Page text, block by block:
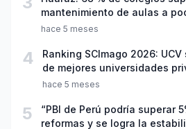
mantenimiento de aulas a
año escolar 2026
hace 5 meses
4
Ranking SCImago 2026:
de mejores universidades
hace 5 meses
5
“PBI de Perú podría superar
reformas y se logra la